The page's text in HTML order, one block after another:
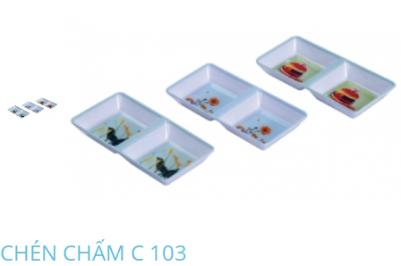
CHÉN CHẤM C 103